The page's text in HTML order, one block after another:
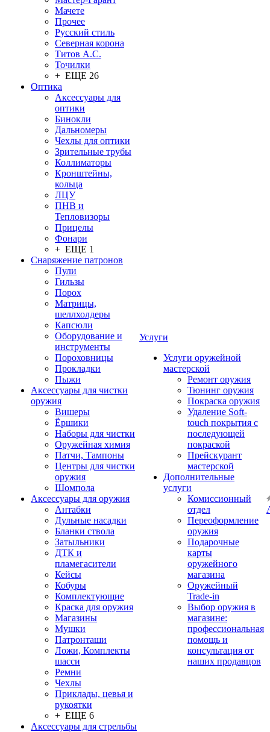
Мачете
Прочее
Русский стиль
Северная корона
Титов А.С.
Точилки
+ ЕЩЕ 26
Оптика
Аксессуары для
оптики
Бинокли
Дальномеры
Чехлы для оптики
Зрительные трубы
Коллиматоры
Кронштейны,
кольца
ЛЦУ
ПНВ и
Тепловизоры
Прицелы
Фонари
+ ЕЩЕ 1
Снаряжение патронов
Пули
Гильзы
Порох
Матрицы,
шеллхолдеры
Капсюли
Оборудование и
инструменты
Пороховницы
Прокладки
Пыжи
Аксессуары для чистки
оружия
Вишеры
Ёршики
Наборы для чистки
Оружейная химия
Патчи, Тампоны
Центры для чистки
оружия
Шомпола
Аксессуары для оружия
Антабки
Дульные насадки
Бланки ствола
Затыльники
ДТК и
пламегасители
Кейсы
Кобуры
Комплектующие
Краска для оружия
Магазины
Мушки
Патронташи
Ложи, Комплекты
шасси
Ремни
Чехлы
Приклады, цевья и
рукоятки
+ ЕЩЕ 6
Аксессуары для стрельбы
Услуги
Услуги оружейной
мастерской
Ремонт оружия
Тюнинг оружия
Покраска оружия
Удаление Soft-
touch покрытия с
последующей
покраской
Прейскурант
мастерской
Дополнительные
услуги
Комиссионный
отдел
Переоформление
оружия
Подарочные
карты
оружейного
магазина
Оружейный
Trade-in
Выбор оружия в
магазине:
профессиональная
помощь и
консультация от
наших продавцов